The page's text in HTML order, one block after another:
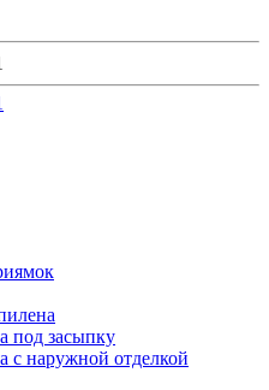
под засыпку
с наружной отделкой